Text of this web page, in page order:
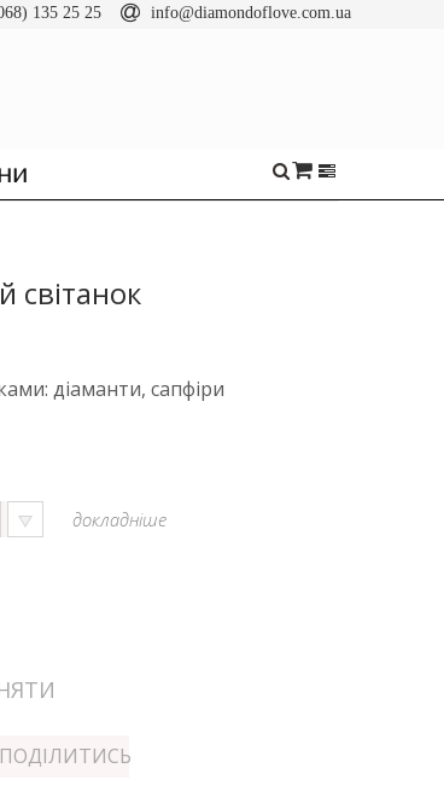
135 25 25 info@diamondoflove.com.ua
КАБЛУЧКИ
світанок
діаманти, сапфіри
докладніше
ПОДІЛИТИСЬ